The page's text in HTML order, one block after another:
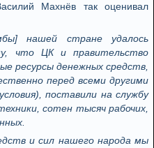
Махнёв так оценивал
нашей стране удалось
что ЦК и правительство
ресурсы денежных средств,
перед всеми другими
поставили на службу
сотен тысяч рабочих,
и сил нашего народа мы